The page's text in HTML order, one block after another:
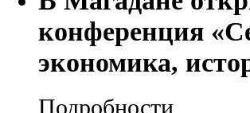
конференция
экономика,
Подробности